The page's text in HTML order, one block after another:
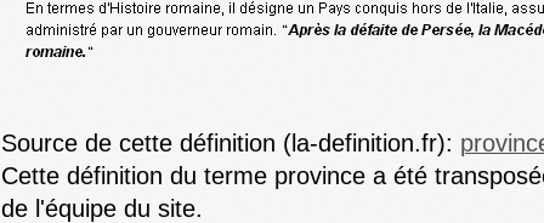
Source de cette définition (la-definition.fr):
Cette définition du terme province a été
de l'équipe du site.